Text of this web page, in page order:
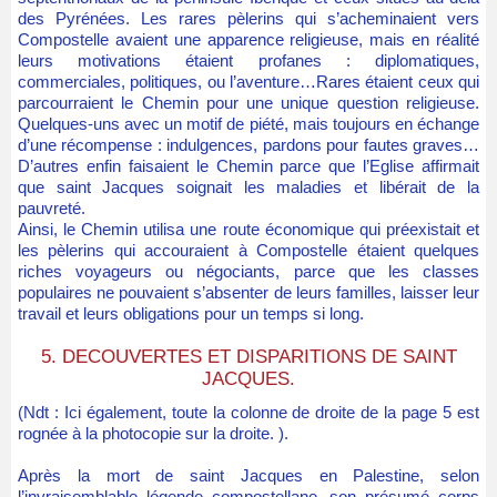
des Pyrénées. Les rares pèlerins qui s’acheminaient vers
Compostelle avaient une apparence religieuse, mais en réalité
leurs motivations étaient profanes : diplomatiques,
commerciales, politiques, ou l’aventure…Rares étaient ceux qui
parcourraient le Chemin pour une unique question religieuse.
Quelques-uns avec un motif de piété, mais toujours en échange
d’une récompense : indulgences, pardons pour fautes graves…
D’autres enfin faisaient le Chemin parce que l’Eglise affirmait
que saint Jacques soignait les maladies et libérait de la
pauvreté.
Ainsi, le Chemin utilisa une route économique qui préexistait et
les pèlerins qui accouraient à Compostelle étaient quelques
riches voyageurs ou négociants, parce que les classes
populaires ne pouvaient s’absenter de leurs familles, laisser leur
travail et leurs obligations pour un temps si long.
5. DECOUVERTES ET DISPARITIONS DE SAINT
JACQUES.
(Ndt : Ici également, toute la colonne de droite de la page 5 est
rognée à la photocopie sur la droite. ).
Après la mort de saint Jacques en Palestine, selon